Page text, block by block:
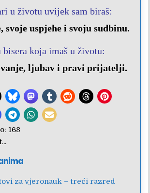
u životu uvijek sam biraš:
svoje uspjehe i svoju sudbinu.
bisera koja imaš u životu:
ljubav i pravi prijatelji.
168
za vjeronauk – treći razred